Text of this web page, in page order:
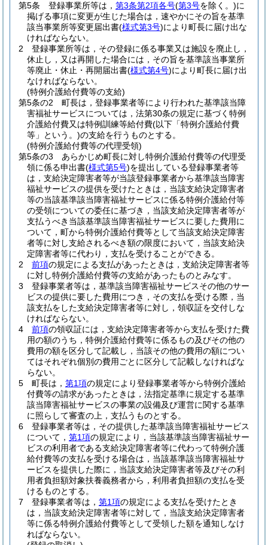
第5条
登録事業所等は， 第3条第2項各号(第3号を除く。)に
掲げる事項に変更が生じた場合は，速やかにその旨を基準
該当事業所等変更届出書(様式第3号)により町長に届け出な
ければならない。
2
登録事業所等は，その登録に係る事業又は施設を廃止し，
休止し，又は再開した場合には，その旨を基準該当事業所
等廃止・休止・再開届出書(様式第4号)により町長に届け出
なければならない。
(特例介護給付費等の支給)
第5条の2
町長は，登録事業者等により行われた基準該当障
害福祉サービスについては，法第30条の規定に基づく特例
介護給付費又は特例訓練等給付費(以下「特例介護給付費
等」という。)の支給を行うものとする。
(特例介護給付費等の代理受領)
第5条の3
あらかじめ町長に対し特例介護給付費等の代理受
領に係る申出書(様式第5号)を提出している登録事業者等
は，支給決定障害者等が当該登録事業者から基準該当障害
福祉サービスの提供を受けたときは，当該支給決定障害者
等の当該基準該当障害福祉サービスに係る特例介護給付等
の受領についての委任に基づき，当該支給決定障害者等が
支払うべき当該基準該当障害福祉サービスに要した費用に
ついて，町から特例介護給付費等として当該支給決定障害
者等に対し支給されるべき額の限度において，当該支給決
定障害者等に代わり，支払を受けることができる。
2
前項の規定による支払があったときは，支給決定障害者等
に対し特例介護給付費等の支給があったものとみなす。
3
登録事業者等は，基準該当障害福祉サービスその他のサー
ビスの提供に要した費用につき，その支払を受ける際，当
該支払をした支給決定障害者等に対し，領収証を交付しな
ければならない。
4
前項の領収証には，支給決定障害者等から支払を受けた費
用の額のうち，特例介護給付費等に係るもの及びその他の
費用の額を区分して記載し，当該その他の費用の額につい
てはそれぞれ個別の費用ごとに区分して記載しなければな
らない。
5
町長は， 第1項の規定により登録事業者等から特例介護給
付費等の請求があったときは，法指定基準に規定する基準
該当障害福祉サービスの事業の設備及び運営に関する基準
に照らして審査の上，支払うものとする。
6
登録事業者等は，その提供した基準該当障害福祉サービス
について， 第1項の規定により，当該基準該当障害福祉サー
ビスの利用者である支給決定障害者等に代わって特例介護
給付費等の支払を受ける場合は，当該基準該当障害福祉サ
ービスを提供した際に，当該支給決定障害者等及びその利
用者負担額対象扶養義務者から，利用者負担額の支払を受
けるものとする。
7
登録事業者等は， 第1項の規定による支払を受けたとき
は，当該支給決定障害者等に対して，当該支給決定障害者
等に係る特例介護給付費等として受領した額を通知しなけ
ればならない。